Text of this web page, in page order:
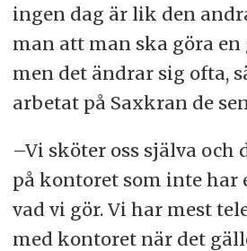
ingen dag är lik den
man att man ska göra
men det ändrar sig ofta,
arbetat på Saxkran de
–Vi sköter oss själva och
på kontoret som inte har
vad vi gör. Vi har mest
med kontoret när det